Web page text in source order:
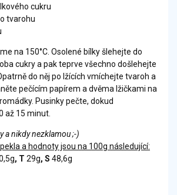
cukru
tvarohu
na 150°C. Osolené bílky šlehejte do
cukry a pak teprve všechno došlehejte
do něj po lžících vmíchejte tvaroh a
pečícím papírem a dvěma lžičkami na
Pusinky pečte, dokud
až 15 minut.
a nikdy nezklamou ;-)
a hodnoty jsou na 100g následující:
, T 29g, S 48,6g